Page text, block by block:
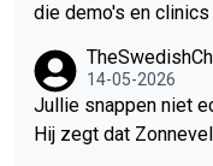
die demo's en
meest getalenteerde
aren gigantisch
k omdat hij mentaal
14-05-2026
Jullie snappen niet
Hij zegt dat